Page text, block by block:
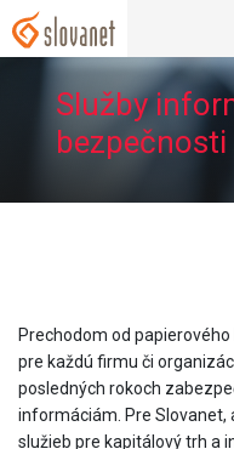
Služby
bezpečnosti
Prechodom od
pre každú firmu či
posledných rokoch
informáciám. Pre Slovanet,
služieb pre kapitálový trh a